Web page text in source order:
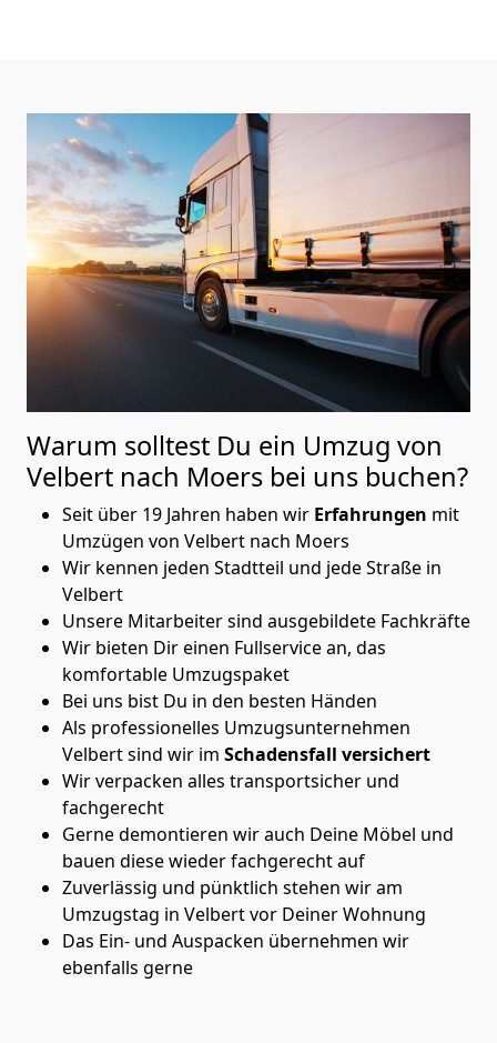
Warum solltest Du ein Umzug von
Velbert nach Moers bei uns buchen?
Seit über 19 Jahren haben wir Erfahrungen mit
Umzügen von Velbert nach Moers
Wir kennen jeden Stadtteil und jede Straße in
Velbert
Unsere Mitarbeiter sind ausgebildete Fachkräfte
Wir bieten Dir einen Fullservice an, das
komfortable Umzugspaket
Bei uns bist Du in den besten Händen
Als professionelles Umzugsunternehmen
Velbert sind wir im Schadensfall versichert
Wir verpacken alles transportsicher und
fachgerecht
Gerne demontieren wir auch Deine Möbel und
bauen diese wieder fachgerecht auf
Zuverlässig und pünktlich stehen wir am
Umzugstag in Velbert vor Deiner Wohnung
Das Ein- und Auspacken übernehmen wir
ebenfalls gerne